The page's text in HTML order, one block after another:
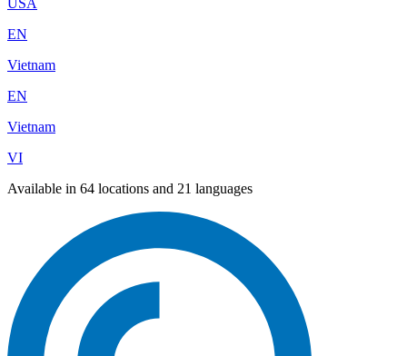
USA
EN
Vietnam
EN
Vietnam
VI
Available in 64 locations and 21 languages